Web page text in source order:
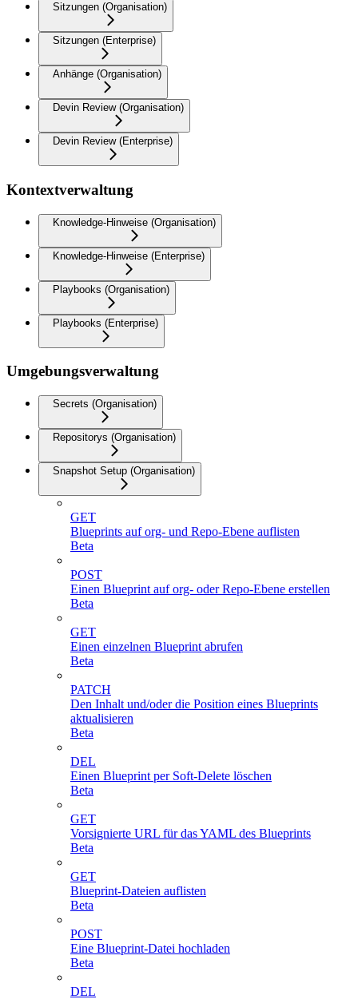
Sitzungen (Organisation)
Sitzungen (Enterprise)
Anhänge (Organisation)
Devin Review (Organisation)
Devin Review (Enterprise)
Kontextverwaltung
Knowledge-Hinweise (Organisation)
Knowledge-Hinweise (Enterprise)
Playbooks (Organisation)
Playbooks (Enterprise)
Umgebungsverwaltung
Secrets (Organisation)
Repositorys (Organisation)
Snapshot Setup (Organisation)
GET
Blueprints auf org- und Repo-Ebene auflisten
Beta
POST
Einen Blueprint auf org- oder Repo-Ebene erstellen
Beta
GET
Einen einzelnen Blueprint abrufen
Beta
PATCH
Den Inhalt und/oder die Position eines Blueprints
aktualisieren
Beta
DEL
Einen Blueprint per Soft-Delete löschen
Beta
GET
Vorsignierte URL für das YAML des Blueprints
Beta
GET
Blueprint-Dateien auflisten
Beta
POST
Eine Blueprint-Datei hochladen
Beta
DEL